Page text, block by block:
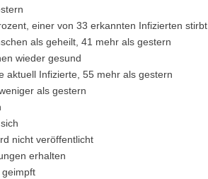
einer von 33 erkannten Infizierten stirbt
als geheilt, 41 mehr als gestern
wieder gesund
aktuell Infizierte, 55 mehr als gestern
als gestern
nicht veröffentlicht
erhalten